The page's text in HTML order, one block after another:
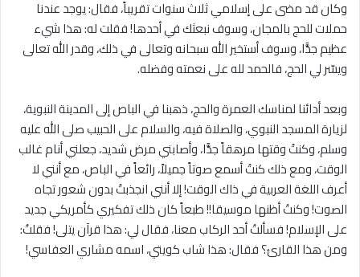
وكان قد مضى على إسلامي ثلاث سنوات تقريباً، فقال: يوجد عندنا
حملات للحج بالمجان، وسوف نبعثك في أحدها! فقلت له: هذا شيء
عظيم جدًّا، وسوف أستخير الله سبحانه وتعالى في ذلك، وقدر الله تعالى
ويسّر لي الحج، فالحمد لله على نعمته وفضله.
وبعد أدائنا لمناسك العمرة والحج، ذهبنا في الباص إلى المدينة النبوية،
لزيارة المسجد النبوي، والصلاة فيه، والسلام على الحبيب صلى الله عليه
وسلم، وكنتُ وقتها مرهقاً جدًّا، وأصابني مرض شديد، جعلني أنام غالب
الوقت، ومع ذلك كنتُ أسمع صوتاً جميلاً، رائعاً في الباص، مع أنني ﻻ
أعرف اللغة العربية في ذاك الوقت! إلا أنني انجذبتُ بدون شعور تجاه
الصوت! وكنتُ أظنها موسيقا!! طبعاً كان ذلك تفكيري كأمريكي جديد
على الإسلام! فسألتُ أحد الركاب معنا، فقال لي: هذا قرآن يتلى! فقلتُ:
ومن هذا القارئ؟ فقال: هذا شاب كويتي، اسمه مشاري العفاسي!